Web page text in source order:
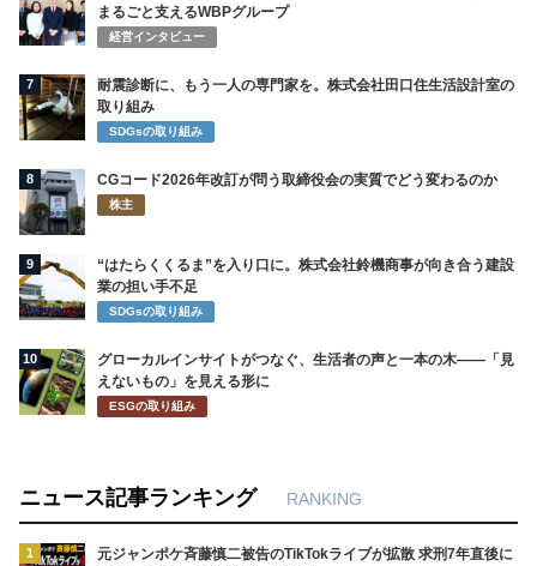
まるごと支えるWBPグループ
経営インタビュー
7
耐震診断に、もう一人の専門家を。株式会社田口住生活設計室の
取り組み
SDGsの取り組み
8 CGコード2026年改訂が問う取締役会の実質でどう変わるのか
株主
9
“はたらくくるま”を入り口に。株式会社鈴機商事が向き合う建設
業の担い手不足
SDGsの取り組み
10
グローカルインサイトがつなぐ、生活者の声と一本の木――「見
えないもの」を見える形に
ESGの取り組み
ニュース記事ランキング RANKING
1
元ジャンポケ斉藤慎二被告のTikTokライブが拡散 求刑7年直後に